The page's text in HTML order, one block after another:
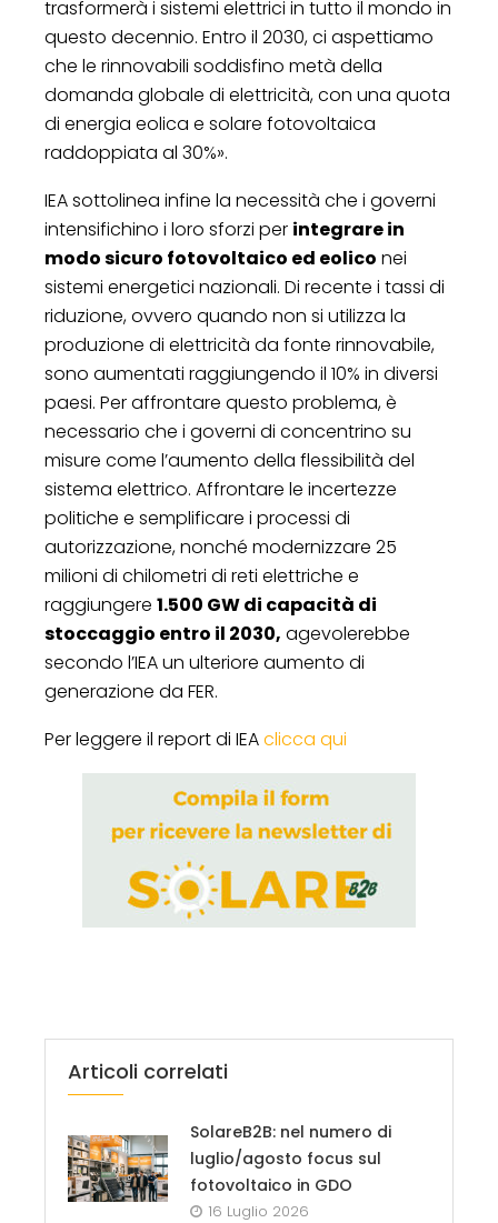
trasformerà i sistemi elettrici in tutto il mondo in
questo decennio. Entro il 2030, ci aspettiamo
che le rinnovabili soddisfino metà della
domanda globale di elettricità, con una quota
di energia eolica e solare fotovoltaica
raddoppiata al 30%».
IEA sottolinea infine la necessità che i governi
intensifichino i loro sforzi per integrare in
modo sicuro fotovoltaico ed eolico nei
sistemi energetici nazionali. Di recente i tassi di
riduzione, ovvero quando non si utilizza la
produzione di elettricità da fonte rinnovabile,
sono aumentati raggiungendo il 10% in diversi
paesi. Per affrontare questo problema, è
necessario che i governi di concentrino su
misure come l’aumento della flessibilità del
sistema elettrico. Affrontare le incertezze
politiche e semplificare i processi di
autorizzazione, nonché modernizzare 25
milioni di chilometri di reti elettriche e
raggiungere 1.500 GW di capacità di
stoccaggio entro il 2030, agevolerebbe
secondo l’IEA un ulteriore aumento di
generazione da FER.
Per leggere il report di IEAclicca qui
Articoli correlati
SolareB2B: nel numero di
luglio/agosto focus sul
fotovoltaico in GDO
16 Luglio 2026